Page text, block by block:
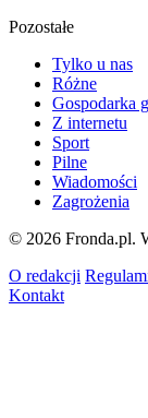
Pozostałe
Tylko u nas
Różne
Gospodarka
Z internetu
Sport
Pilne
Wiadomości
Zagrożenia
© 2026 Fronda.pl.
O redakcji
Kontakt